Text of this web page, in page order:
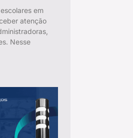
em
atenção
Nesse